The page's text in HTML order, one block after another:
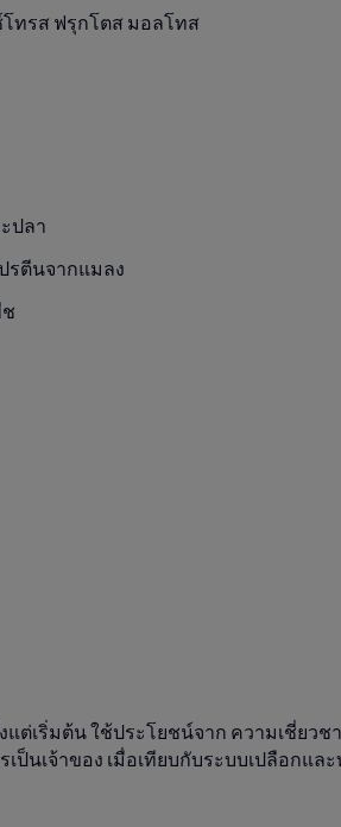
ทรส ฟรุกโตส มอลโทส
ปลา
รตีนจากแมลง
แต่เริ่มต้นใช้ประโยชน์จาก ความเชี่ยวช
เป็นเจ้าของ เมื่อเทียบกับระบบเปลือกแล